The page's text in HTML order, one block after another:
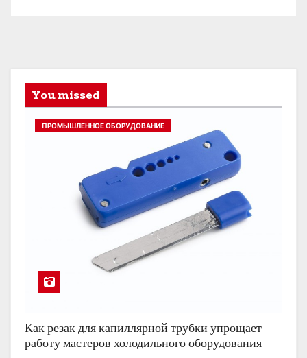
You missed
ПРОМЫШЛЕННОЕ ОБОРУДОВАНИЕ
Как резак для капиллярной трубки упрощает
работу мастеров холодильного оборудования